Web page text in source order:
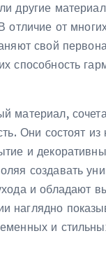
другие
отличие от
свой
способность
материал,
Они состоят
и
создавать
и обладают
наглядно
и